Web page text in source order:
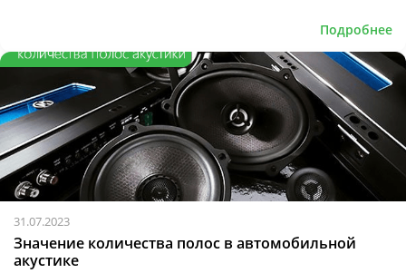
Подробнее
31.07.2023
Значение количества полос в автомобильной
акустике